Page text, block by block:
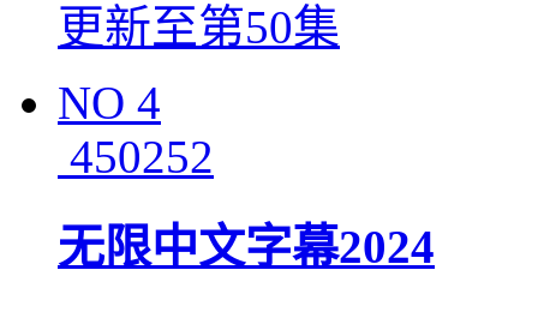
更新至第50集
NO 4
450252
无限中文字幕2024